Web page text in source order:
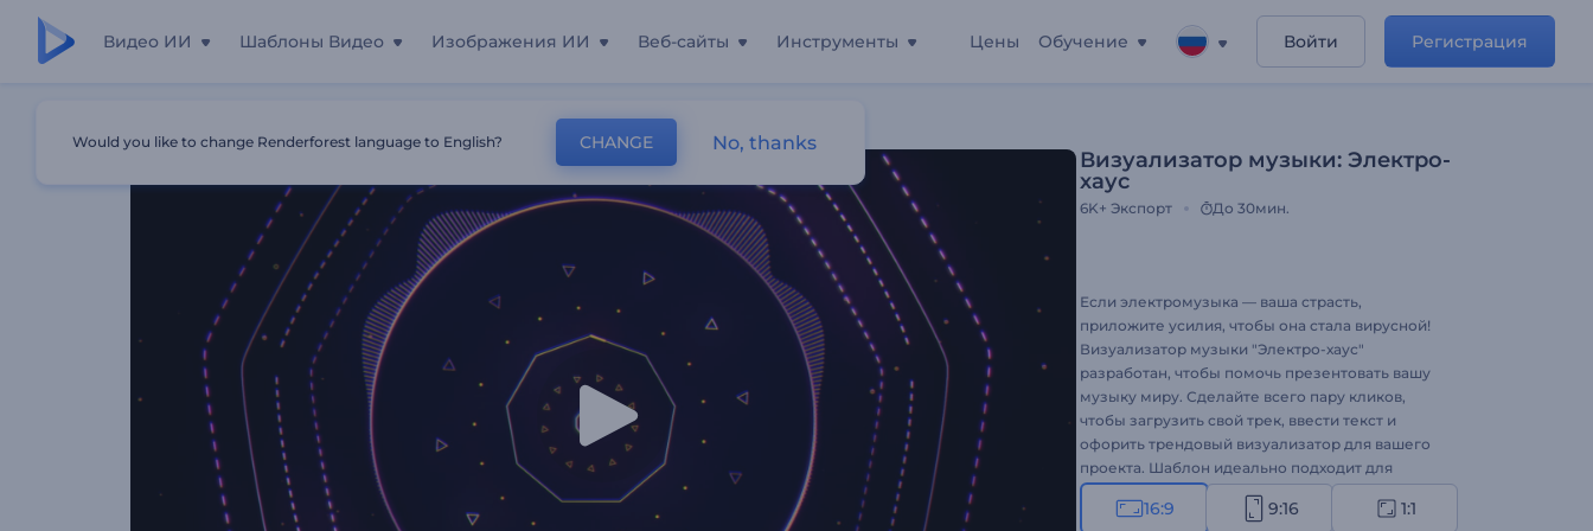
Видео ИИ Шаблоны Видео Изображения ИИ Веб-сайты Инструменты Цены Обучение Войти Регистрация
Визуализатор Музыки: Электро-Хаус
Визуализатор музыки: Электро-
хаус
6K+ Экспорт До 30мин.
Если электромузыка — ваша страсть,
приложите усилия, чтобы она стала вирусной!
Визуализатор музыки "Электро-хаус"
разработан, чтобы помочь презентовать вашу
музыку миру. Сделайте всего пару кликов,
чтобы загрузить свой трек, ввести текст и
офорить трендовый визуализатор для вашего
проекта. Шаблон идеально подходит для
оформления видео в любом музыкальном
жанре: электронный, хип-хоп или техно.
16:9 9:16 1:1
Would you like to change Renderforest language to English? CHANGE No, thanks